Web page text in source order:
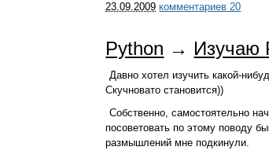
23.09.2009 комментариев 20
Python → Изучаю
Давно хотел изучить какой-
Скучновато становится))
Собственно, самостоятельно
посоветовать по этому поводу
размышлений мне подкинули.